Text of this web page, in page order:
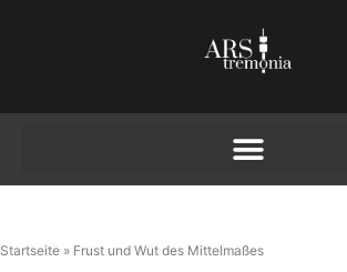
Startseite » Frust und Wut des Mittelmaßes